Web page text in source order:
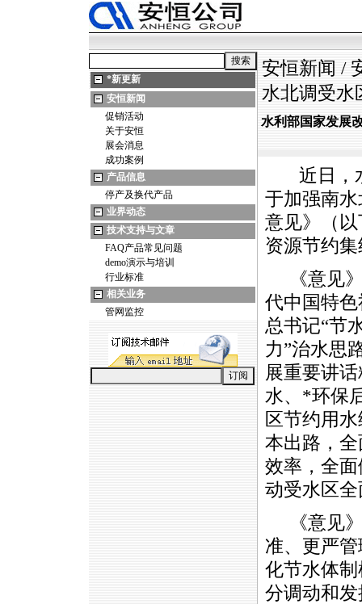
*新更新
安恒新闻
促销活动
关于安恒
展会消息
成功案例
产品信息
停产及换代产品
业界动态
技术支持与文章
FAQ产品常见问题
demo演示与培训
行业标准
相关业务
管网监控
安恒新闻 /
水北调受水
水利部国家发展
近日，水
于加强南
意见》（
资源节约
《意见》
代中国特
总书记“节
力”治水思
展重要讲
水、 *环保
区节约用
本出路，
效率，全
动受水区
《意见》
准、更严
化节水体
分调动和